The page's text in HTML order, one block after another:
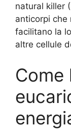
natural killer
anticorpi che
facilitano la
altre cellule
Come